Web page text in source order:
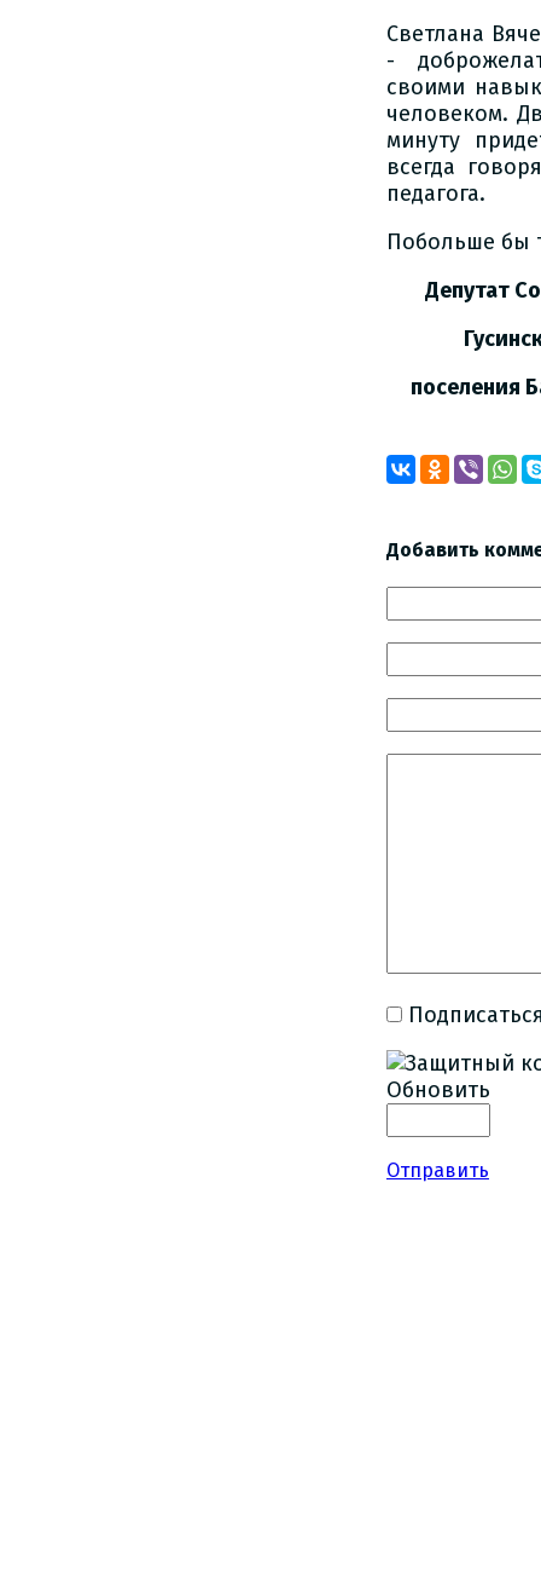
Светлана
-
своими
человеком.
минуту
всегда
педагога.
Побольше бы
Депутат
поселения
Добавить
Обновить
Отправить